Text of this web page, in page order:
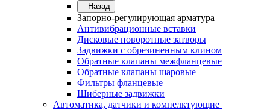
Назад
Запорно-регулирующая арматура
Антивибрационные вставки
Дисковые поворотные затворы
Задвижки с обрезиненным клином
Обратные клапаны межфланцевые
Обратные клапаны шаровые
Фильтры фланцевые
Шиберные задвижки
Автоматика, датчики и компелктующие